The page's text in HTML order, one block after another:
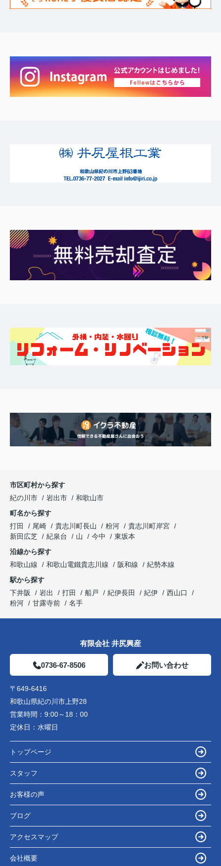
市区町村から探す
紀の川市
岩出市
和歌山市
町名から探す
打田
尾崎 貴志川町長山 粉河
貴志川町岸宮
新田広芝
紀泉台 山 今中
東坂本
沿線から探す
和歌山線
和歌山電鐵貴志川線 阪和線
紀勢本線
駅から探す
下井阪
岩出 打田 船戸 紀伊長田 紀伊
西山口
粉河
甘露寺前 名手
有限会社 井尻興産
0736-67-8506 お問い合わせ
〒649-6416
和歌山県紀の川市上野28
営業時間： 9:00～18：00
定休日： 水曜日
トップページ
スタッフ
お客様の声
ブログ
アクセスマップ
会社概要